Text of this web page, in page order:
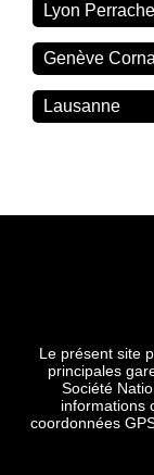
Lyon Perrache
Genève
Lausanne
Le présent site
principales
Société
informations
coordonnées